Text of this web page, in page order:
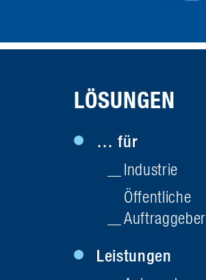
LÖSUNGEN
… für
Industrie
Öffentliche
Auftraggeber
Leistungen